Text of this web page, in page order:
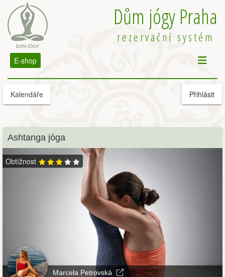
Dům jógy Praha
rezervační systém
E-shop
Kalendáře Přihlásit
Ashtanga jóga
Obtížnost
Marcela Petrovská